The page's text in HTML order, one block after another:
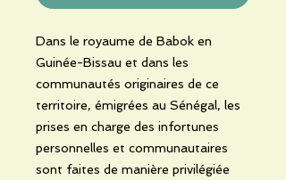
Dans le royaume de Babok en
Guinée-Bissau et dans les
communautés originaires de ce
territoire, émigrées au Sénégal, les
prises en charge des infortunes
personnelles et communautaires
sont faites de manière privilégiée